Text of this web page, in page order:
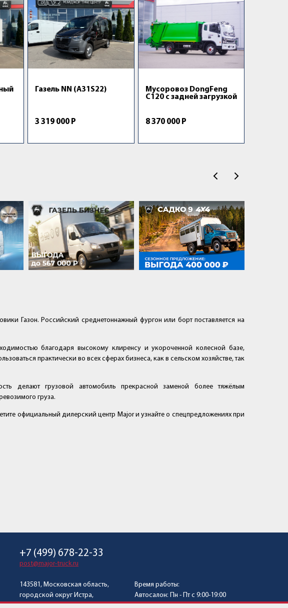
Газель NN (A31S22)
3 319 000 Р
Мусоровоз DongFeng
C120 с задней загрузкой
8 370 000 Р
Газон. Российский среднетоннажный фургон или борт поставляется на
благодаря высокому клиренсу и укороченной колесной базе,
практически во всех сферах бизнеса, как в сельском хозяйстве, так
делают грузовой автомобиль прекрасной заменой более тяжёлым
груза.
официальный дилерский центр Major и узнайте о спецпредложениях при
+7 (499) 678-22-33
post@major-truck.ru
143581, Московская область,
городской округ Истра,
с. Павловская Слобода,
Время работы:
Автосалон: Пн - Пт с 9:00-19:00
Сб - Вс с 9:00-17:00